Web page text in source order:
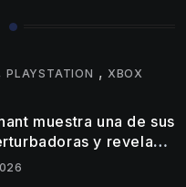
PLAYSTATION , XBOX
muestra una de sus
y revela
de su gameplay